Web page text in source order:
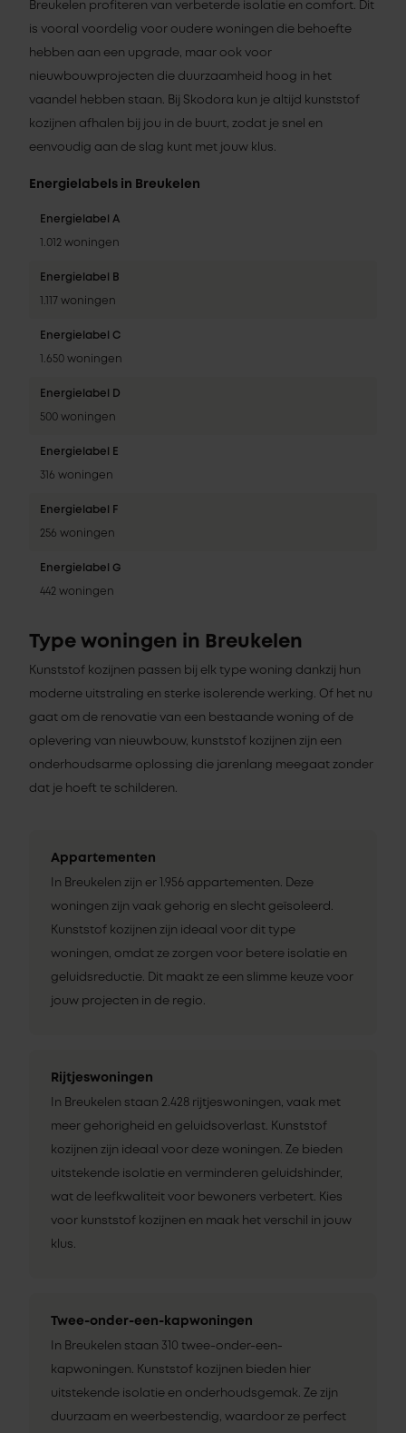
Breukelen profiteren van verbeterde isolatie en comfort. Dit
is vooral voordelig voor oudere woningen die behoefte
hebben aan een upgrade, maar ook voor
nieuwbouwprojecten die duurzaamheid hoog in het
vaandel hebben staan. Bij Skodora kun je altijd kunststof
kozijnen afhalen bij jou in de buurt, zodat je snel en
eenvoudig aan de slag kunt met jouw klus.
Energielabels in Breukelen
Energielabel A
1.012 woningen
Energielabel B
1.117 woningen
Energielabel C
1.650 woningen
Energielabel D
500 woningen
Energielabel E
316 woningen
Energielabel F
256 woningen
Energielabel G
442 woningen
Type woningen in Breukelen
Kunststof kozijnen passen bij elk type woning dankzij hun
moderne uitstraling en sterke isolerende werking. Of het nu
gaat om de renovatie van een bestaande woning of de
oplevering van nieuwbouw, kunststof kozijnen zijn een
onderhoudsarme oplossing die jarenlang meegaat zonder
dat je hoeft te schilderen.
Appartementen
In Breukelen zijn er 1.956 appartementen. Deze
woningen zijn vaak gehorig en slecht geïsoleerd.
Kunststof kozijnen zijn ideaal voor dit type
woningen, omdat ze zorgen voor betere isolatie en
geluidsreductie. Dit maakt ze een slimme keuze voor
jouw projecten in de regio.
Rijtjeswoningen
In Breukelen staan 2.428 rijtjeswoningen, vaak met
meer gehorigheid en geluidsoverlast. Kunststof
kozijnen zijn ideaal voor deze woningen. Ze bieden
uitstekende isolatie en verminderen geluidshinder,
wat de leefkwaliteit voor bewoners verbetert. Kies
voor kunststof kozijnen en maak het verschil in jouw
klus.
Twee-onder-een-kapwoningen
In Breukelen staan 310 twee-onder-een-
kapwoningen. Kunststof kozijnen bieden hier
uitstekende isolatie en onderhoudsgemak. Ze zijn
duurzaam en weerbestendig, waardoor ze perfect